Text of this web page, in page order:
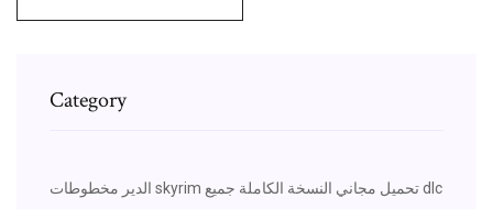
Category
الدير مخطوطات skyrim تحميل مجاني النسخة الكاملة جميع dlc